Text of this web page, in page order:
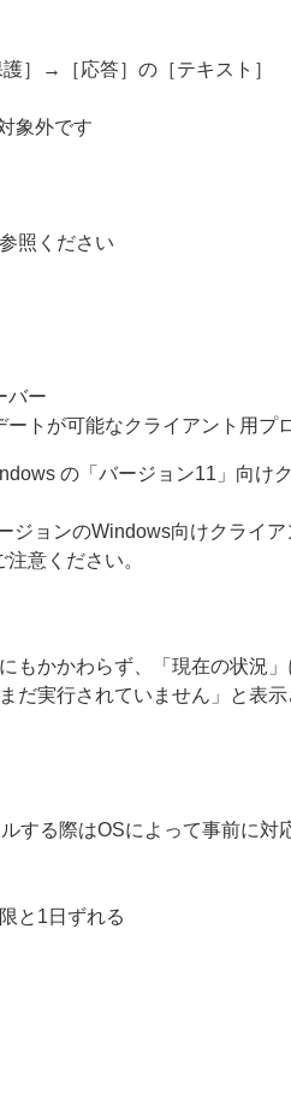
］→［応答］の［テキスト］
象外です
照ください
バー
トが可能なクライアント用プ
の「バージョン11」向け
ョンのWindows向けクライ
意ください。
もかかわらず、「現在の状況
実行されていません」と表示
する際はOSによって事前に対
と1日ずれる